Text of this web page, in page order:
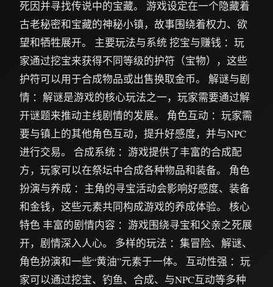
死因并寻找传说中的宝藏。 游戏设定在一个隐藏着
古老秘密和宝藏的神秘小镇，故事围绕着权力、欲
望和牺牲展开。 主要玩法与系统 挖宝与赚钱 ：玩
家通过挖宝来获得不同等级的护符（宝物），这些
护符可以用于合成物品或出售换取金币。 解谜与剧
情 ：解谜是游戏的核心玩法之一，玩家需要通过解
开谜题来推动主线剧情的发展。 角色互动 ：玩家需
要与镇上的其他角色互动，提升好感度，并与NPC
进行交易。 合成系统 ：游戏提供了丰富的合成配
方，玩家可以在祭坛中合成各种物品和装备。 角色
扮演与养成 ：主角的寻宝活动会影响好感度、装备
和金钱，这些元素共同构成游戏的养成体验。 核心
特色 丰富的剧情内容 ：游戏围绕寻宝和父亲之死展
开，剧情深入人心。 多样的玩法 ：集冒险、解谜、
角色扮演和一些“黄油”元素于一体。 互动性强 ：玩
家可以通过挖宝、钓鱼、合成、与NPC互动等多种